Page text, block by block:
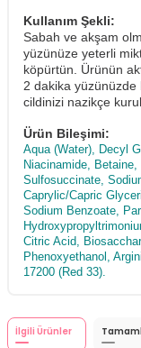
Kullanım Şekli:
Sabah ve akşam
yüzünüze yeterli
köpürtün. Ürünün
2 dakika yüzünüzde
cildinizi nazikçe
Ürün Bileşimi:
Aqua (Water), Decyl
Niacinamide,
Sulfosuccinate,
Caprylic/Capric
Sodium Benzoate,
Citric Acid,
Phenoxyethanol,
17200 (Red 33).
İlgili Ürünler